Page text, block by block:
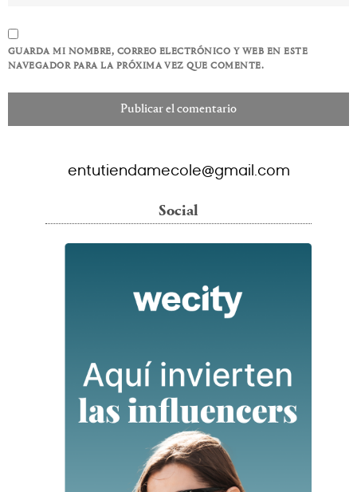
GUARDA MI NOMBRE, CORREO ELECTRÓNICO Y WEB EN ESTE
NAVEGADOR PARA LA PRÓXIMA VEZ QUE COMENTE.
entutiendamecole@gmail.com
Social